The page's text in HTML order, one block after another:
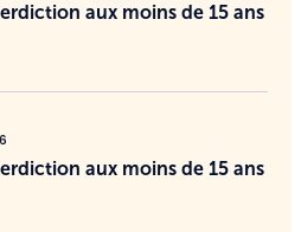
aux moins de 15 ans
aux moins de 15 ans